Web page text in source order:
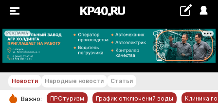
РЕКЛАМА
+16...+17 °С
Новости Народные новости Статьи
Важно: ПРОтуризм График отключений воды Клиника